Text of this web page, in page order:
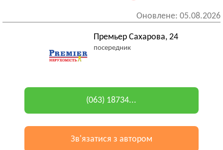
Оновлене: 05.08.2026
Премьер Сахарова, 24
посередник
(063) 18734...
Зв'язатися з автором